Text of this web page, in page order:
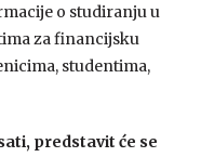
o studiranju u
za financijsku
studentima,
predstavit će se